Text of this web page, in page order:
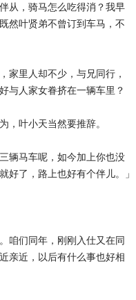
，骑马怎么吃得消？我早
然叶贤弟不曾订到车马，不
里人却不少，与兄同行，
与人家女眷挤在一辆车里？
叶小天当然要推辞。
马车呢，如今加上你也没
好了，路上也好有个伴儿。」
们同年，刚刚入仕又在同
亲近，以后有什么事也好相